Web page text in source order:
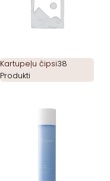
Kartupeļu čipsi38
Produkti